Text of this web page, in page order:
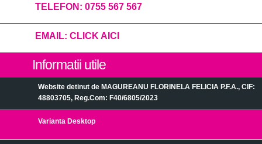
TELEFON: 0755 567 567
EMAIL: CLICK AICI
Informatii utile
Website detinut de MAGUREANU FLORINELA FELICIA P.F.A., CIF:
48803705, Reg.Com: F40/6805/2023
Varianta Desktop